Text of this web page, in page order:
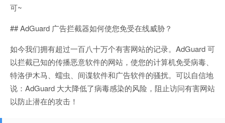
可~
## AdGuard 广告拦截器如何使您免受在线威胁？
如今我们拥有超过一百八十万个有害网站的记录。AdGuard 可
以拦截已知的传播恶意软件的网站，使您的计算机免受病毒、
特洛伊木马、蠕虫、间谍软件和广告软件的骚扰。可以自信地
说：AdGuard 大大降低了病毒感染的风险，阻止访问有害网站
以防止潜在的攻击！